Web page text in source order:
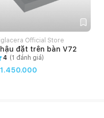
Official Store
đặt trên bàn V72
4 (1 đánh giá)